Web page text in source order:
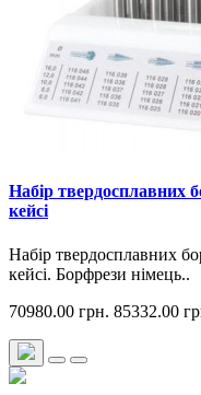
Набір твердосплавних
кейсі
Набір твердосплавних
кейсі. Борфрези німець..
70980.00 грн. 85332.00